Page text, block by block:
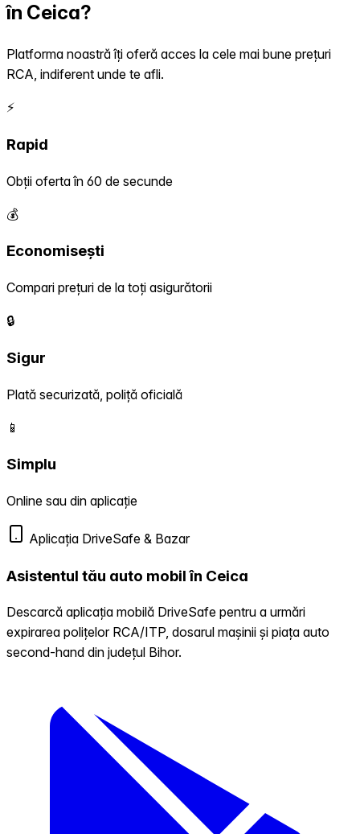
în Ceica?
Platforma noastră îți oferă acces la cele mai bune prețuri
RCA, indiferent unde te afli.
⚡
Rapid
Obții oferta în 60 de secunde
💰
Economisești
Compari prețuri de la toți asigurătorii
🔒
Sigur
Plată securizată, poliță oficială
📱
Simplu
Online sau din aplicație
Aplicația DriveSafe & Bazar
Asistentul tău auto mobil în Ceica
Descarcă aplicația mobilă DriveSafe pentru a urmări
expirarea polițelor RCA/ITP, dosarul mașinii și piața auto
second-hand din județul Bihor.